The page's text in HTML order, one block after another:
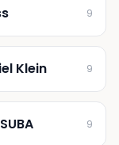
9
Klein 9
9